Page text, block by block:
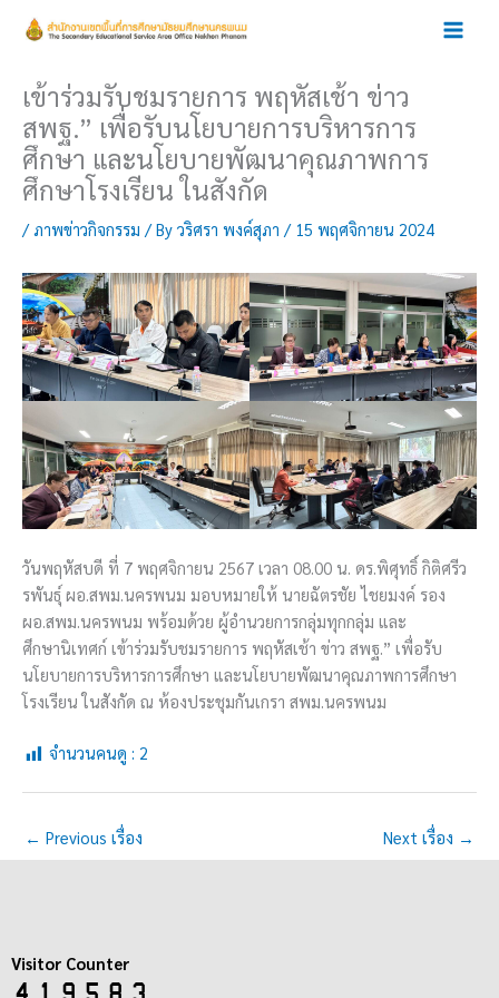
เข้าร่วมรับชมรายการ พฤหัสเช้า ข่าว
สพฐ.” เพื่อรับนโยบายการบริหารการ
ศึกษา และนโยบายพัฒนาคุณภาพการ
ศึกษาโรงเรียน ในสังกัด
/ภาพข่าวกิจกรรม / By วริศรา พงค์สุภา / 15 พฤศจิกายน 2024
วันพฤหัสบดี ที่ 7 พฤศจิกายน 2567 เวลา 08.00 น. ดร.พิศุทธิ์ กิติศรีว
รพันธุ์ ผอ.สพม.นครพนม มอบหมายให้ นายฉัตรชัย ไชยมงค์ รอง
ผอ.สพม.นครพนม พร้อมด้วย ผู้อำนวยการกลุ่มทุกกลุ่ม และ
ศึกษานิเทศก์ เข้าร่วมรับชมรายการ พฤหัสเช้า ข่าว สพฐ.” เพื่อรับ
นโยบายการบริหารการศึกษา และนโยบายพัฒนาคุณภาพการศึกษา
โรงเรียน ในสังกัด ณ ห้องประชุมกันเกรา สพม.นครพนม
จำนวนคนดู : 2
← Previous เรื่อง Next เรื่อง →
Visitor Counter